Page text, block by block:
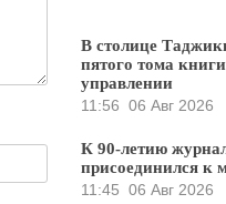
В столице
пятого тома
управлении
11:56 06 Авг 2026
К 90-летию
присоединился к
11:45 06 Авг 2026